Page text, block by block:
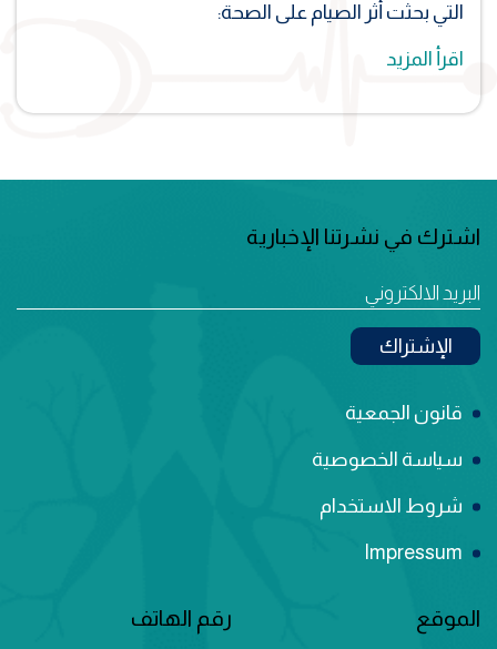
التي بحثت أثر الصيام على الصحة:
اقرأ المزيد
اشترك في نشرتنا الإخبارية
الإشتراك
Term Of Use
قانون الجمعية
سياسة الخصوصية
شروط الاستخدام
Impressum
الموقع رقم الهاتف